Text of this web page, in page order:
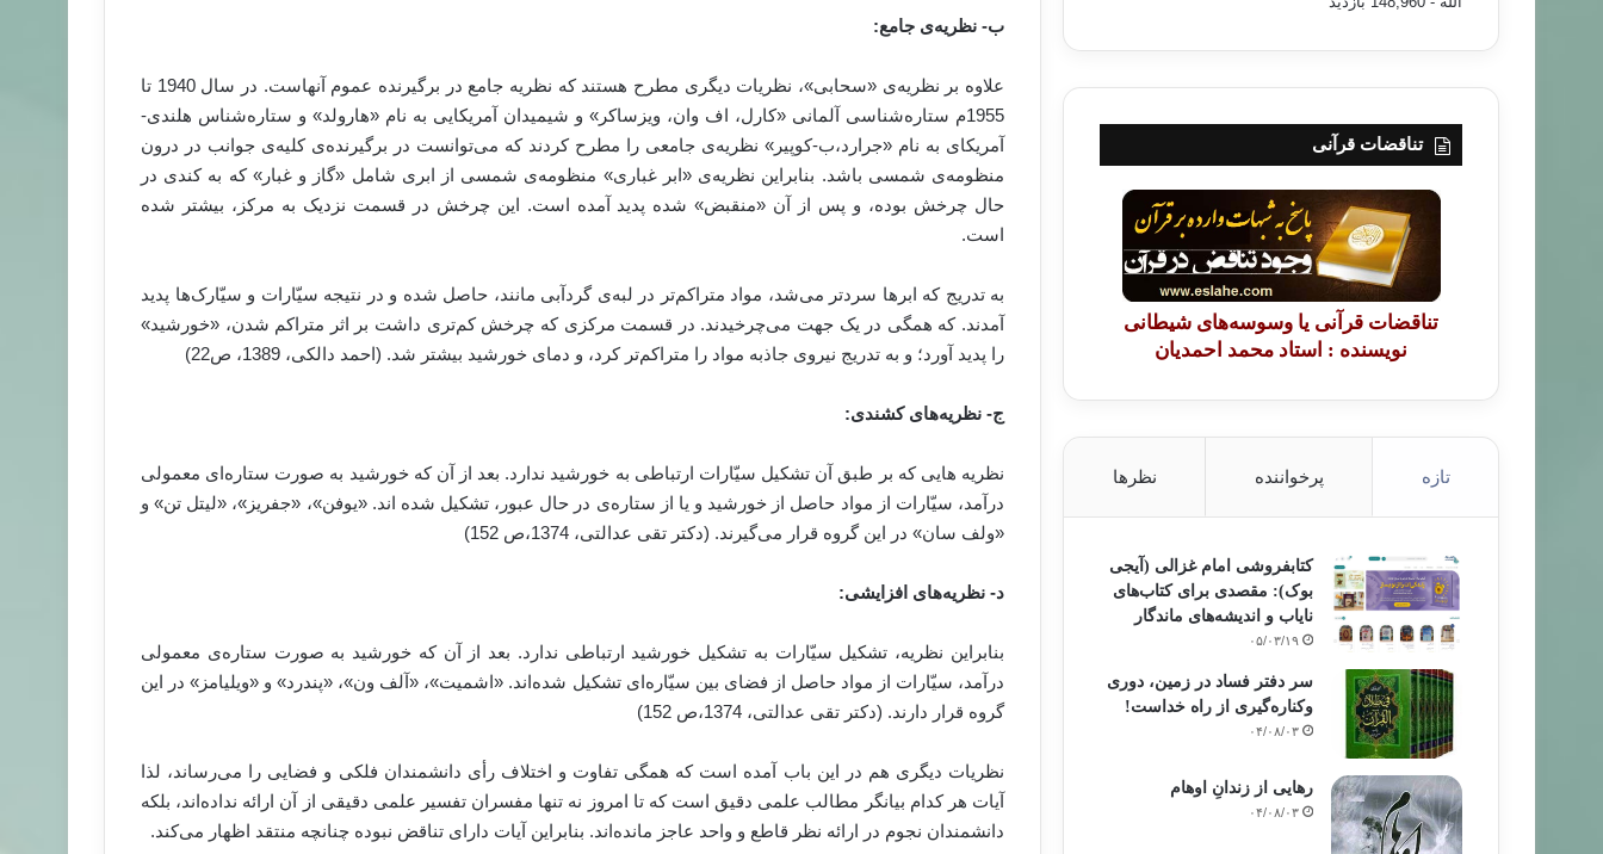
ب- نظریه‌ی جامع:
علاوه بر نظریه‌ی «سحابی»، نظریات دیگری مطرح هستند که نظریه جامع در برگیرنده عموم آنهاست. در سال 1940 تا
1955م ستاره‌شناسی آلمانی «کارل، اف وان، ویزساکر» و شیمیدان آمریکایی به نام «هارولد» و ستاره‌شناس هلندی-
آمریکای به نام «جرارد،ب-کوپیر» نظریه‌ی جامعی را مطرح کردند که می‌توانست در برگیرنده‌ی کلیه‌ی جوانب در درون
منظومه‌ی شمسی باشد. بنابراین نظریه‌ی «ابر غباری» منظومه‌ی شمسی از ابری شامل «گاز و غبار» که به کندی در
حال چرخش بوده، و پس از آن «منقبض» شده پدید آمده است. این چرخش در قسمت نزدیک به مرکز، بیشتر شده
است.
به تدریج که ابرها سردتر می‌شد، مواد متراکم‌تر در لبه‌ی گردآبی مانند، حاصل شده و در نتیجه سیّارات و سیّارک‌ها پدید
آمدند. که همگی در یک جهت می‌چرخیدند. در قسمت مرکزی که چرخش کم‌تری داشت بر اثر متراکم شدن، «خورشید»
را پدید آورد؛ و به تدریج نیروی جاذبه مواد را متراکم‌تر کرد، و دمای خورشید بیشتر شد. (احمد دالکی، 1389، ص22)
ج- نظریه‌های کشندی:
نظریه هایی که بر طبق آن تشکیل سیّارات ارتباطی به خورشید ندارد. بعد از آن که خورشید به صورت ستاره‌ای معمولی
درآمد، سیّارات از مواد حاصل از خورشید و یا از ستاره‌ی در حال عبور، تشکیل شده اند. «یوفن»، «جفریز»، «لیتل تن» و
«ولف سان» در این گروه قرار می‌گیرند. (دکتر تقی عدالتی، 1374،ص 152)
د- نظریه‌های افزایشی:
بنابراین نظریه، تشکیل سیّارات به تشکیل خورشید ارتباطی ندارد. بعد از آن که خورشید به صورت ستاره‌ی معمولی
درآمد، سیّارات از مواد حاصل از فضای بین سیّاره‌ای تشکیل شده‌اند. «اشمیت»، «آلف ون»، «پندرد» و «ویلیامز» در این
گروه قرار دارند. (دکتر تقی عدالتی، 1374،ص 152)
نظریات دیگری هم در این باب آمده است که همگی تفاوت و اختلاف رأی دانشمندان فلکی و فضایی را می‌رساند، لذا
آیات هر کدام بیانگر مطالب علمی دقیق است که تا امروز نه تنها مفسران تفسیر علمی دقیقی از آن ارائه نداده‌اند، بلکه
دانشمندان نجوم در ارائه نظر قاطع و واحد عاجز مانده‌اند. بنابراین آیات دارای تناقض نبوده چنانچه منتقد اظهار می‌کند.
تناقضات قرآنی
تناقضات قرآنی یا وسوسه‌های شیطانی
نویسنده : استاد محمد احمدیان
تازه پرخواننده نظرها
کتابفروشی امام غزالی (آیجی
بوک): مقصدی برای کتاب‌های
نایاب و اندیشه‌های ماندگار
۰۵/۰۳/۱۹
سر دفتر فساد در زمین‌، دوری
وکناره‌گیری از راه خداست‌!
۰۴/۰۸/۰۳
رهایی از زندانِ اوهام
۰۴/۰۸/۰۳